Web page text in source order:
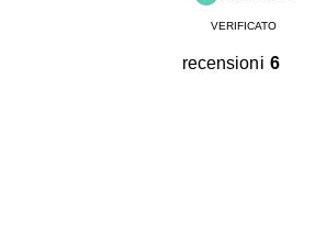
VERIFICATO
recensioni 6